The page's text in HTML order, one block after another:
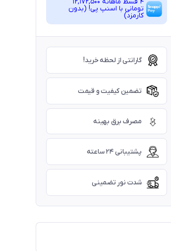
تومانی با اسنپ ‌پی! (بدون
کارمزد)
گارانتی از لحظه خرید!
تضمین کیفیت و قیمت
مصرف برق بهینه
پشتیبانی ۲۴ ساعته
شدت نور تضمینی